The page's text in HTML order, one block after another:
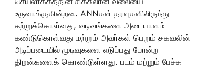
உருவாக்குகின்றன. ANNகள் தரவுகளிலிருந்து
கற்றுக்கொள்வது, வடிவங்களை அடையாளம்
கண்டுகொள்வது மற்றும் அவர்கள் பெறும் தகவலின்
அடிப்படையில் முடிவுகளை எடுப்பது போன்ற
திறன்களைக் கொண்டுள்ளது. படம் மற்றும் பேச்சு